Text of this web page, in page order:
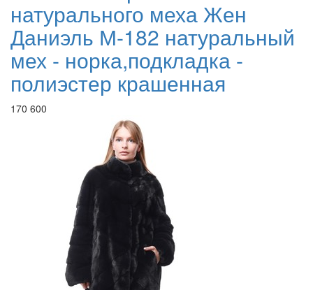
натурального меха Жен
Даниэль М-182 натуральный
мех - норка,подкладка -
полиэстер крашенная
170 600